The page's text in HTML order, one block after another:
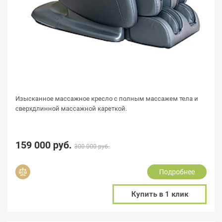
Изысканное массажное кресло с полным массажем тела и
сверхдлинной массажной кареткой.
159 000 руб. 300 000 руб.
Подробнее
Купить в 1 клик